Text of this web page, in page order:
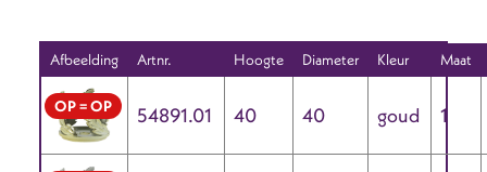
Afbeelding Artnr. Hoogte Diameter Kleur Maat
OP = OP 54891.01 40 40 goud 1